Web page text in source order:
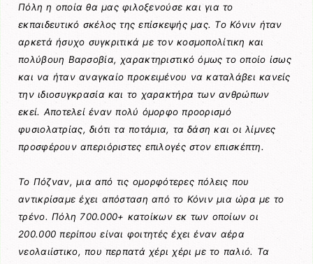
Πόλη η οποία θα μας φιλοξενούσε και για το
εκπαιδευτικό σκέλος της επίσκεψής μας. Το Κόνιν ήταν
αρκετά ήσυχο συγκριτικά με τον κοσμοπολίτικη και
πολύβουη Βαρσοβία, χαρακτηριστικό όμως το οποίο ίσως
και να ήταν αναγκαίο προκειμένου να καταλάβει κανείς
την ιδιοσυγκρασία και το χαρακτήρα των ανθρώπων
εκεί. Αποτελεί έναν πολύ όμορφο προορισμό
φυσιολατρίας, διότι τα ποτάμια, τα δάση και οι λίμνες
προσφέρουν απεριόριστες επιλογές στον επισκέπτη.
Το Πόζναν, μια από τις ομορφότερες πόλεις που
αντικρίσαμε έχει απόσταση από το Κόνιν μια ώρα με το
τρένο. Πόλη 700.000+ κατοίκων εκ των οποίων οι
200.000 περίπου είναι φοιτητές έχει έναν αέρα
νεολαιίστικο, που περπατά χέρι χέρι με το παλιό. Τα